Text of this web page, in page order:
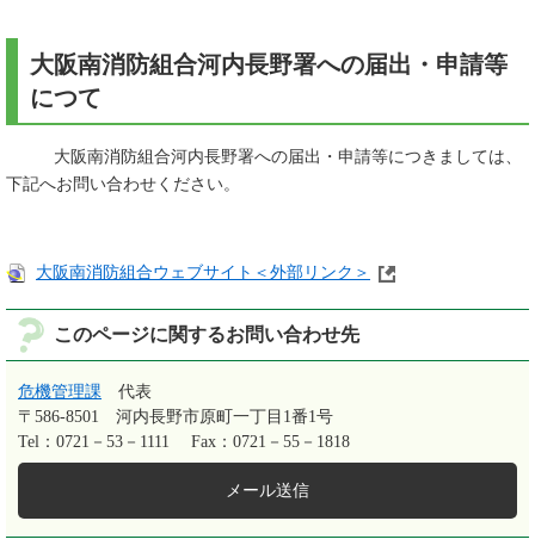
大阪南消防組合河内長野署への届出・申請等
につて
大阪南消防組合河内長野署への届出・申請等につきましては、
下記へお問い合わせください。
大阪南消防組合ウェブサイト＜外部リンク＞
このページに関するお問い合わせ先
危機管理課
代表
〒586-8501
河内長野市原町一丁目1番1号
Tel：0721－53－1111
Fax：0721－55－1818
メール送信